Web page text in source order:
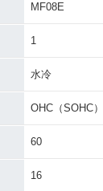
MF08E
1
水冷
OHC（SOHC）
60
16